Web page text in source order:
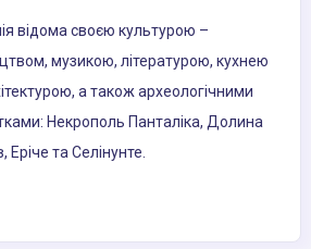
відома своєю культурою –
музикою, літературою, кухнею
а також археологічними
Некрополь Панталіка, Долина
Еріче та Селінунте.